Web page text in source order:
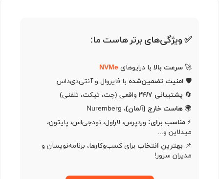
✅ ویژگی‌های برتر هاست ما:
🚀 سرعت بالا با درایوهای NVMe
🛡 امنیت تضمین‌شده با فایروال و آنتی‌دی‌داس
🔄 پشتیبانی ۲۴/۷
واقعی (چت، تیکت، تلفنی)
🌍 هاست خارج (آلمان)،
⚡ مناسب برای: وردپرس، لاراول، نود‌جی‌اس، پایتون،
میدلاین و...
📌 بهترین انتخاب برای کسب‌وکارها، برنامه‌نویسان و
مدیران سرور!